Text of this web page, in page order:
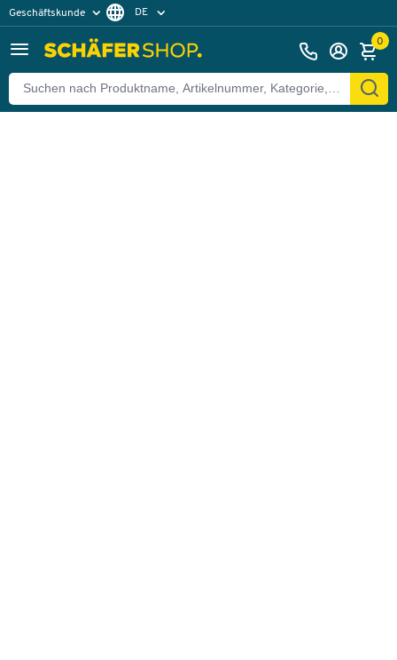
Geschäftskunde DE
0
Zurück